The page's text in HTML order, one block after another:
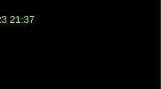
21:37